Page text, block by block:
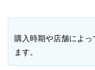
購入時期や店舗によ
ます。